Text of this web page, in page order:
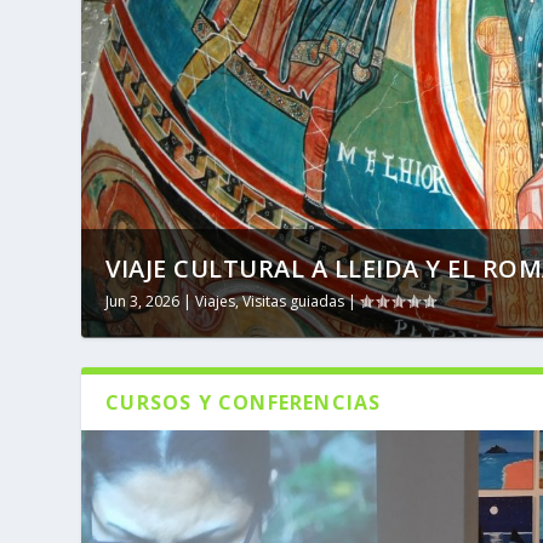
VIAJE CULTURAL A LLEIDA Y EL
Jun 3, 2026|Viajes,Visitas guiadas|
PATRIMONIO A PIE
May 18, 2026|Convocatorias,Visitas guiadas|
CURSOS Y CONFERENCIAS